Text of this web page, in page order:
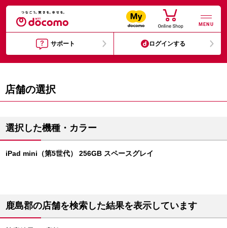
MENU
サポート ログインする
店舗の選択
選択した機種・カラー
iPad mini（第5世代） 256GB スペースグレイ
鹿島郡の店舗を検索した結果を表示しています